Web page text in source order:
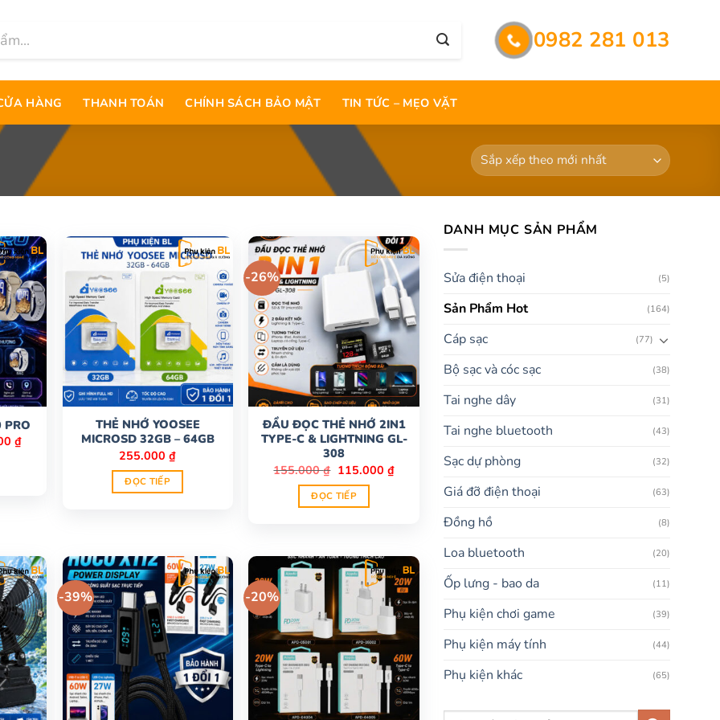
0982 281 013
HÀNG THANH TOÁN CHÍNH SÁCH BẢO MẬT TIN TỨC – MẸO VẶT
₫.
₫Giá
hiện
THẺ NHỚ YOOSEE
MICROSD 32GB – 64GB
255.000₫
ĐỌC TIẾP
-26%
ĐẦU ĐỌC THẺ NHỚ 2IN1
TYPE-C & LIGHTNING GL-
308
155.000₫ Giá
là:
155.000 ₫.
115.000 ₫Giá
hiện
115.000 ₫.
ĐỌC TIẾP
-39% -20%
DANH MỤC SẢN PHẨM
Sửa điện thoại (5)
Sản Phẩm Hot (164)
Cáp sạc (77)
Bộ sạc và cóc sạc (38)
Tai nghe dây (31)
Tai nghe bluetooth (43)
Sạc dự phòng (32)
Giá đỡ điện thoại (63)
Đồng hồ (8)
Loa bluetooth (20)
Ốp lưng - bao da (11)
Phụ kiện chơi game (39)
Phụ kiện máy tính (44)
Phụ kiện khác (65)